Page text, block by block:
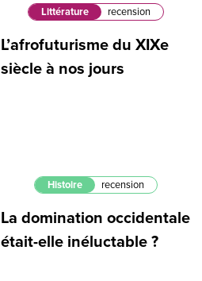
Littérature recension
L’afrofuturisme du XIXe
siècle à nos jours
Histoire recension
La domination occidentale
était-elle inéluctable ?